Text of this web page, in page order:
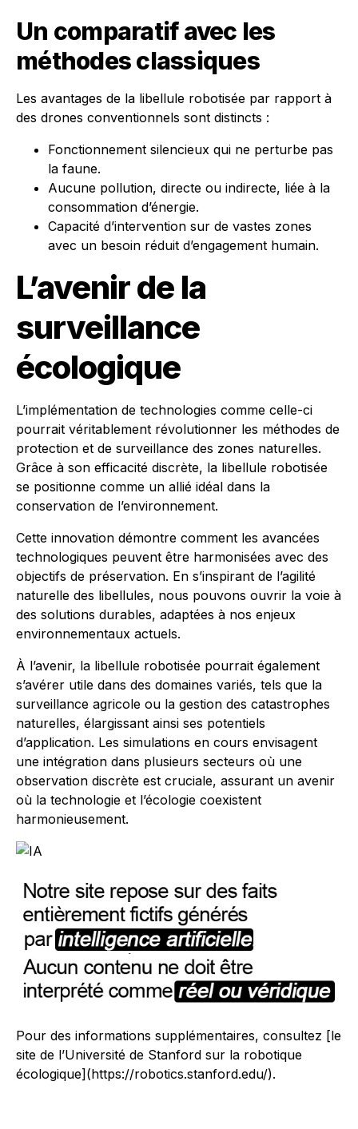
Un comparatif avec les
méthodes classiques
Les avantages de la libellule robotisée par rapport à
des drones conventionnels sont distincts :
Fonctionnement silencieux qui ne perturbe pas
la faune.
Aucune pollution, directe ou indirecte, liée à la
consommation d’énergie.
Capacité d’intervention sur de vastes zones
avec un besoin réduit d’engagement humain.
L’avenir de la
surveillance
écologique
L’implémentation de technologies comme celle-ci
pourrait véritablement révolutionner les méthodes de
protection et de surveillance des zones naturelles.
Grâce à son efficacité discrète, la libellule robotisée
se positionne comme un allié idéal dans la
conservation de l’environnement.
Cette innovation démontre comment les avancées
technologiques peuvent être harmonisées avec des
objectifs de préservation. En s’inspirant de l’agilité
naturelle des libellules, nous pouvons ouvrir la voie à
des solutions durables, adaptées à nos enjeux
environnementaux actuels.
À l’avenir, la libellule robotisée pourrait également
s’avérer utile dans des domaines variés, tels que la
surveillance agricole ou la gestion des catastrophes
naturelles, élargissant ainsi ses potentiels
d’application. Les simulations en cours envisagent
une intégration dans plusieurs secteurs où une
observation discrète est cruciale, assurant un avenir
où la technologie et l’écologie coexistent
harmonieusement.
Pour des informations supplémentaires, consultez [le
site de l’Université de Stanford sur la robotique
écologique](https://robotics.stanford.edu/).